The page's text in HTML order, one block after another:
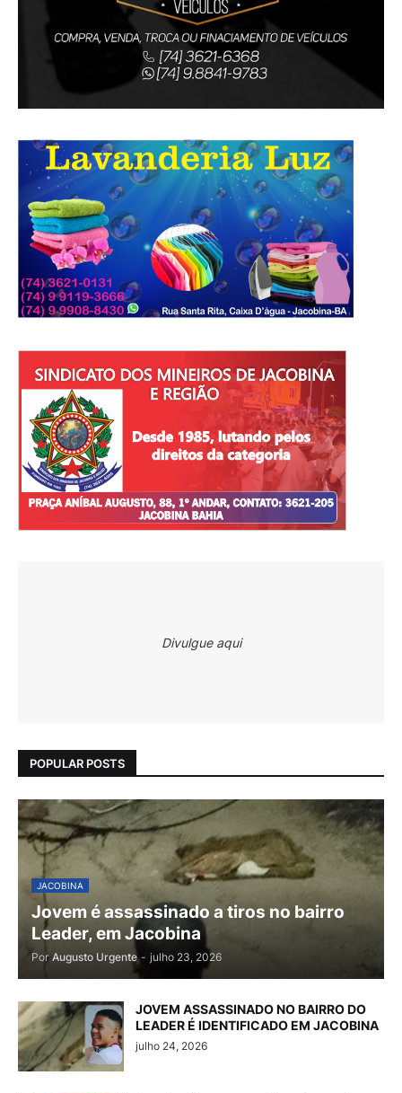
Divulgue aqui
POPULAR POSTS
JACOBINA
Jovem é assassinado a tiros no bairro
Leader, em Jacobina
Por Augusto Urgente - julho 23, 2026
JOVEM ASSASSINADO NO BAIRRO DO
LEADER É IDENTIFICADO EM JACOBINA
julho 24, 2026